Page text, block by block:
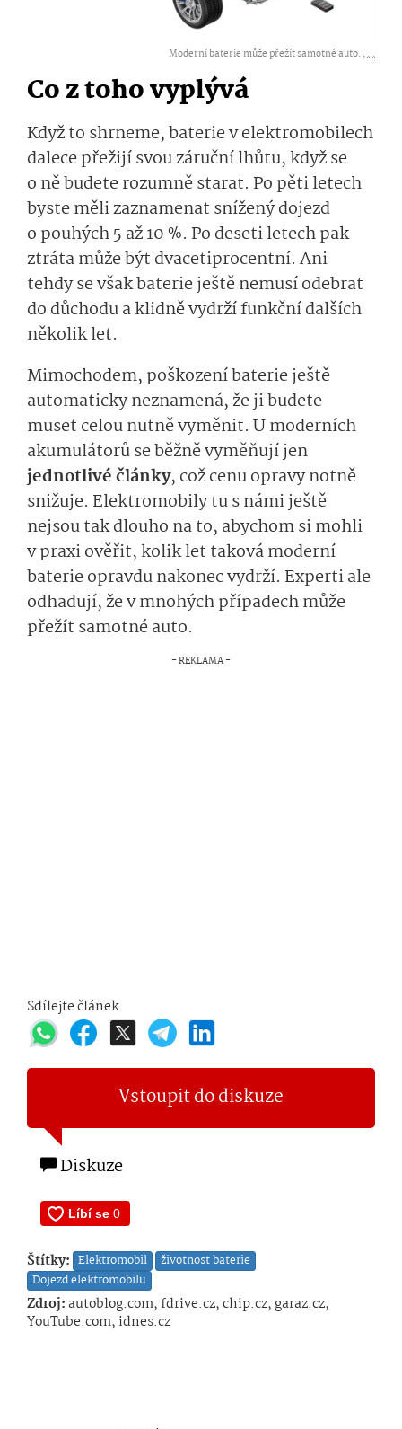
Moderní baterie může přežít samotné auto. ,...
Co z toho vyplývá
Když to shrneme, baterie v elektromobilech
dalece přežijí svou záruční lhůtu, když se
o ně budete rozumně starat. Po pěti letech
byste měli zaznamenat snížený dojezd
o pouhých 5 až 10 %. Po deseti letech pak
ztráta může být dvacetiprocentní. Ani
tehdy se však baterie ještě nemusí odebrat
do důchodu a klidně vydrží funkční dalších
několik let.
Mimochodem, poškození baterie ještě
automaticky neznamená, že ji budete
muset celou nutně vyměnit. U moderních
akumulátorů se běžně vyměňují jen
jednotlivé články, což cenu opravy notně
snižuje. Elektromobily tu s námi ještě
nejsou tak dlouho na to, abychom si mohli
v praxi ověřit, kolik let taková moderní
baterie opravdu nakonec vydrží. Experti ale
odhadují, že v mnohých případech může
přežít samotné auto.
Sdílejte článek
Vstoupit do diskuze
Diskuze
Štítky: Elektromobil
životnost baterie
Dojezd elektromobilu
Zdroj:autoblog.com, fdrive.cz, chip.cz, garaz.cz,
YouTube.com, idnes.cz